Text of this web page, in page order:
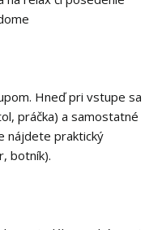
Hneď pri vstupe sa
práčka) a samostatné
nájdete praktický
botník).